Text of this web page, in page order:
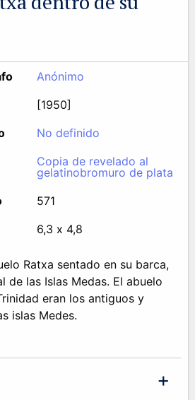
Anónimo
[1950]
No definido
Copia de revelado al
gelatinobromuro de plata
571
6,3 x 4,8
Ratxa sentado en su barca,
de las Islas Medas. El abuelo
eran los antiguos y
islas Medes.